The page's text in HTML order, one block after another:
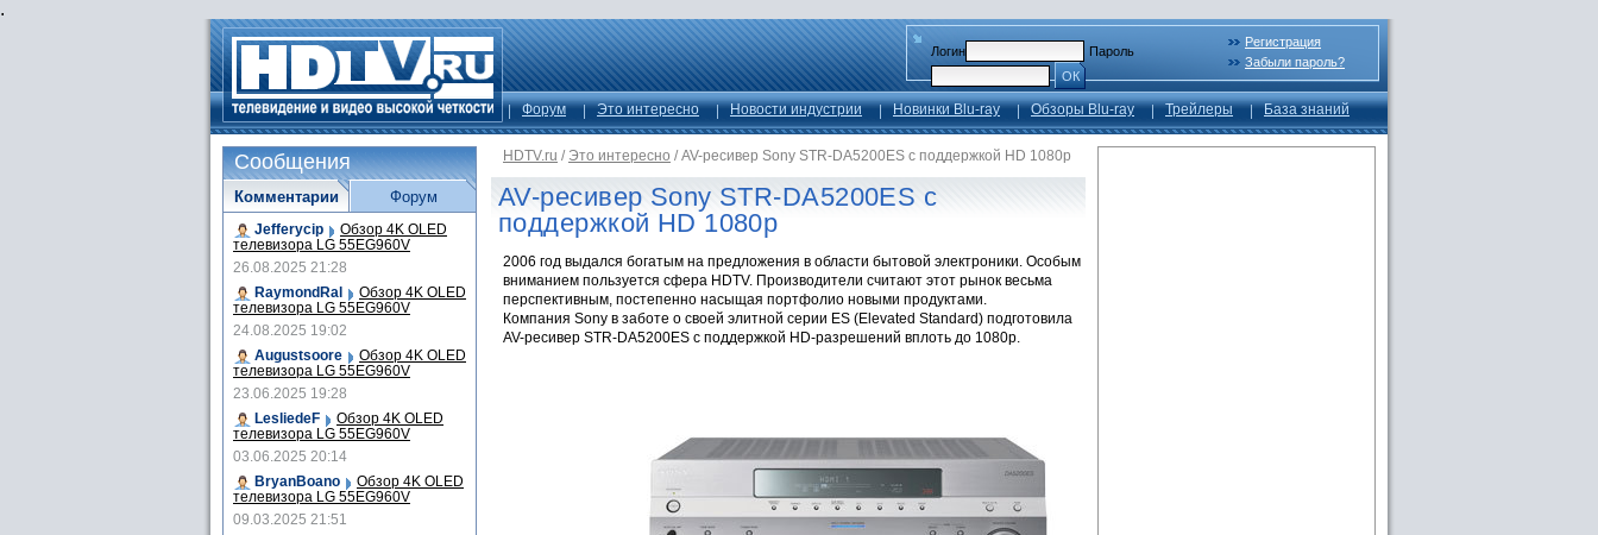
.
Логин
Пароль
ОК
Регистрация
Забыли пароль?
Форум Это интересно Новости индустрии Новинки Blu-ray Обзоры Blu-ray Трейлеры База знаний
HDTV.ru / Это интересно / AV-ресивер Sony STR-DA5200ES с поддержкой HD 1080p
AV-ресивер Sony STR-DA5200ES с
поддержкой HD 1080p
2006 год выдался богатым на предложения в области бытовой электроники. Особым
вниманием пользуется сфера HDTV. Производители считают этот рынок весьма
перспективным, постепенно насыщая портфолио новыми продуктами.
Компания Sony в заботе о своей элитной серии ES (Elevated Standard) подготовила
AV-ресивер STR-DA5200ES с поддержкой HD-разрешений вплоть до 1080p.
Сообщения
Комментарии
Jefferycip Обзор 4K OLED
телевизора LG 55EG960V
26.08.2025 21:28
RaymondRal
Обзор 4K OLED
телевизора LG 55EG960V
24.08.2025 19:02
Augustsoore
Обзор 4K OLED
телевизора LG 55EG960V
23.06.2025 19:28
LesliedeF
Обзор 4K OLED
телевизора LG 55EG960V
03.06.2025 20:14
BryanBoano
Обзор 4K OLED
телевизора LG 55EG960V
09.03.2025 21:51
Форум